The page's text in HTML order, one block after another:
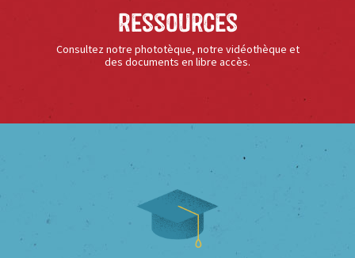
Ressources
Consultez notre phototèque, notre vidéothèque et
des documents en libre accès.